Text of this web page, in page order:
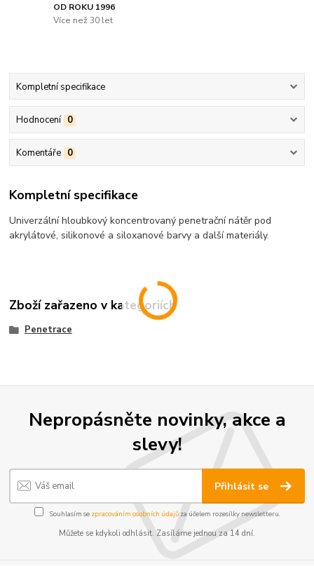
OD ROKU 1996
Více než 30 let
Kompletní specifikace
Hodnocení 0
Komentáře 0
Kompletní specifikace
Univerzální hloubkový koncentrovaný penetrační nátěr pod
akrylátové, silikonové a siloxanové barvy a další materiály.
Zboží zařazeno v kategoriích
Penetrace
Nepropásněte novinky, akce a
slevy!
Přihlásit se
Souhlasím se zpracováním osobních údajůza účelem rozesílky newsletteru.
Můžete se kdykoli odhlásit. Zasíláme jednou za 14 dní.